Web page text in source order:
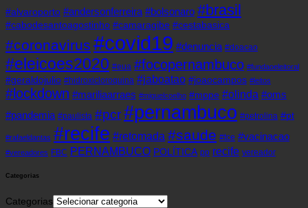
#alvaroporto #andersonferreira #bolsonaro #brasil
#cabodesantoagostinho #camaragibe #cestabasica
#coronavirus #covid19 #denuncia #doacao
#eleicoes2020 #eua #focopernambuco #fundaoeleitoral
#geraldojulio #hidroxicloroquina #jaboatao #joaocampos #leitos
#lockdown #mariliaarraes #miguelcoelho #mppe #olinda #oms
#pandemia #paulista #pcr#pernambuco #petrolina #pt
#rafaeldantas #recife #retomada #saude #tce #vacinacao
#vereadores FBC PERNAMBUCO POLÍTICA pp recife vereador
Categorias
Categorias